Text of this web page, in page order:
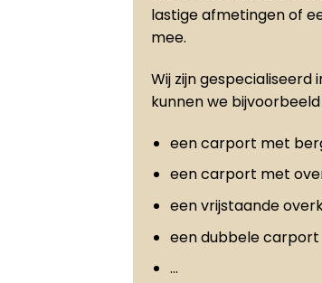
lastige afmetingen of
mee.
Wij zijn
kunnen we
een carport met
een carport met
een vrijstaande
een dubbele carport
…